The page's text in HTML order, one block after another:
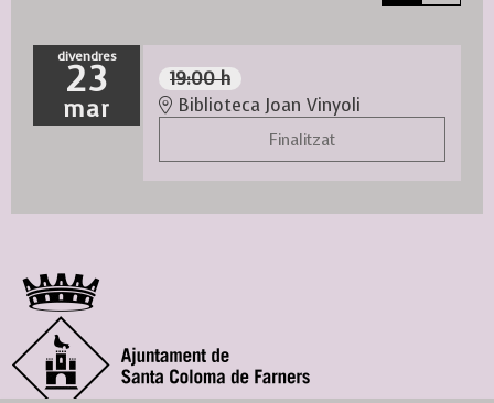
divendres
23
mar
19:00 h
Biblioteca Joan Vinyoli
Finalitzat